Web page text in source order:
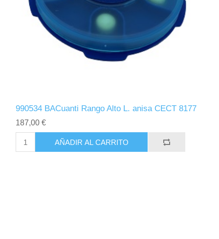
990534 BACuanti Rango Alto L. anisa CECT 8177
187,00 €
AÑADIR AL CARRITO